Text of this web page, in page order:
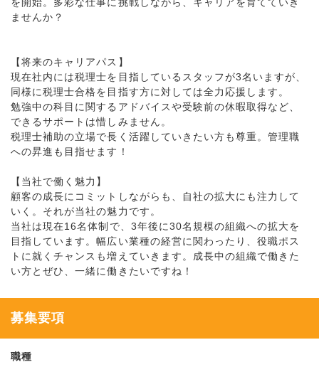
ませんか？
【将来のキャリアパス】
現在社内には税理士を目指しているスタッフが3名いますが、
同様に税理士合格を目指す方に対しては全力応援します。
勉強中の科目に関するアドバイスや受験前の休暇取得など、
できるサポートは惜しみません。
税理士補助の立場で長く活躍していきたい方も尊重。管理職
への昇進も目指せます！
【当社で働く魅力】
顧客の成長にコミットしながらも、自社の拡大にも注力して
いく。それが当社の魅力です。
当社は現在16名体制で、3年後に30名規模の組織への拡大を
目指しています。幅広い業種の経営に関わったり、役職ポス
トに就くチャンスも増えていきます。成長中の組織で働きた
い方とぜひ、一緒に働きたいですね！
募集要項
職種